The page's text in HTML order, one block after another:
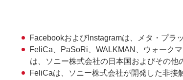
FacebookおよびInstagramは、メタ・プラ
FeliCa、PaSoRi、WALKMAN、ウォーク
は、ソニー株式会社の日本国およびその他
FeliCaは、ソニー株式会社が開発した非接